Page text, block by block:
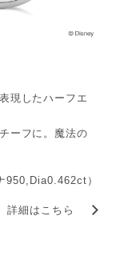
現したハーフエ
ーフに。魔法の
950,Dia0.462ct）
詳細はこちら